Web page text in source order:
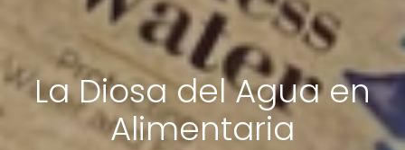
La Diosa del Agua en
Alimentaria